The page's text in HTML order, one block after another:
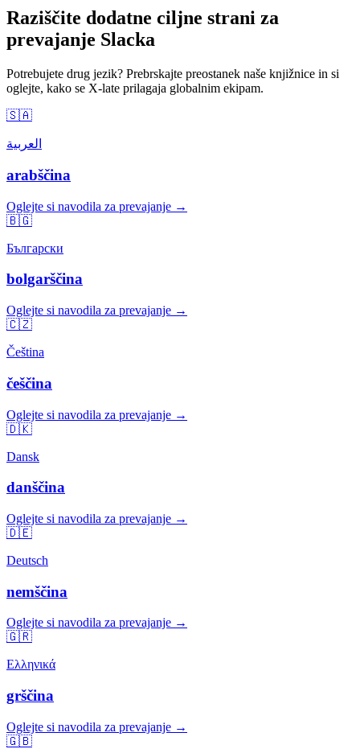
Raziščite dodatne ciljne strani za
prevajanje Slacka
Potrebujete drug jezik? Prebrskajte preostanek naše knjižnice in si
oglejte, kako se X-late prilagaja globalnim ekipam.
🇸🇦
العربية
arabščina
Oglejte si navodila za prevajanje →
🇧🇬
Български
bolgarščina
Oglejte si navodila za prevajanje →
🇨🇿
Čeština
češčina
Oglejte si navodila za prevajanje →
🇩🇰
Dansk
danščina
Oglejte si navodila za prevajanje →
🇩🇪
Deutsch
nemščina
Oglejte si navodila za prevajanje →
🇬🇷
Ελληνικά
grščina
Oglejte si navodila za prevajanje →
🇬🇧